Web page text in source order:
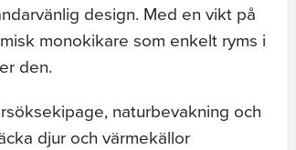
design. Med en vikt på
monokikare som enkelt ryms i
den.
naturbevakning och
djur och värmekällor